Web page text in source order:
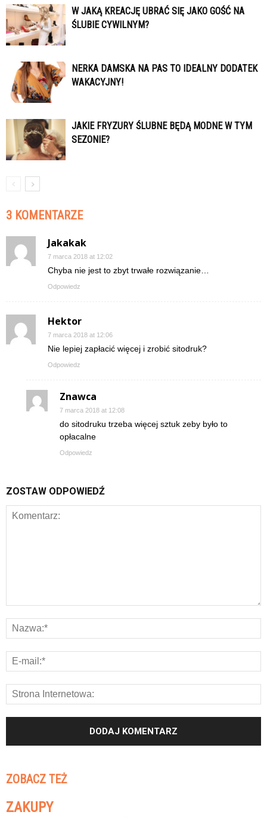
W JAKĄ KREACJĘ UBRAĆ SIĘ JAKO GOŚĆ NA
ŚLUBIE CYWILNYM?
NERKA DAMSKA NA PAS TO IDEALNY DODATEK
WAKACYJNY!
JAKIE FRYZURY ŚLUBNE BĘDĄ MODNE W TYM
SEZONIE?
3 KOMENTARZE
Jakakak
7 marca 2018 at 12:02
Chyba nie jest to zbyt trwałe rozwiązanie…
Odpowiedz
Hektor
7 marca 2018 at 12:06
Nie lepiej zapłacić więcej i zrobić sitodruk?
Odpowiedz
Znawca
7 marca 2018 at 12:08
do sitodruku trzeba więcej sztuk zeby było to
opłacalne
Odpowiedz
ZOSTAW ODPOWIEDŹ
ZOBACZ TEŻ
ZAKUPY